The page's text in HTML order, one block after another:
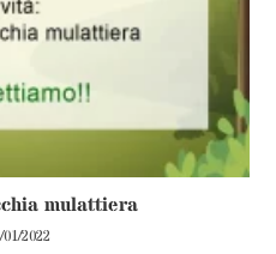
mulattiera
01/2022